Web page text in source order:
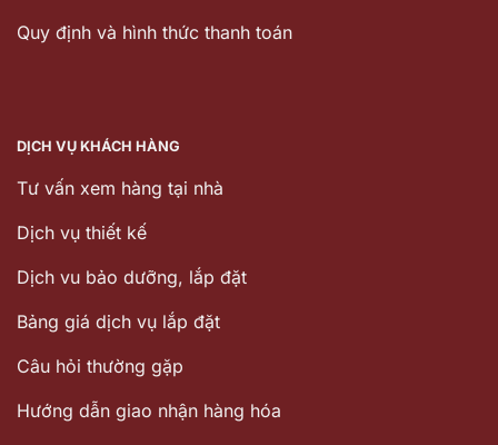
Quy định và hình thức thanh toán
DỊCH VỤ KHÁCH HÀNG
Tư vấn xem hàng tại nhà
Dịch vụ thiết kế
Dịch vu bảo dưỡng, lắp đặt
Bảng giá dịch vụ lắp đặt
Câu hỏi thường gặp
Hướng dẫn giao nhận hàng hóa